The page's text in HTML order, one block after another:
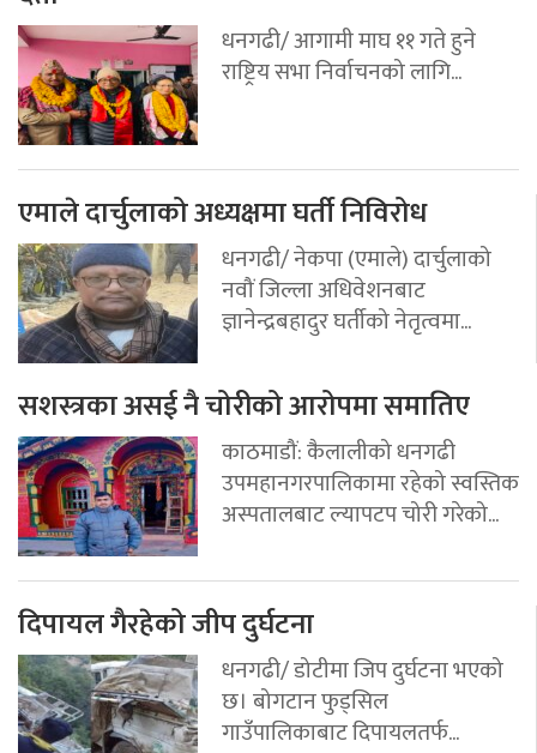
धनगढी/ आगामी माघ ११ गते हुने
राष्ट्रिय सभा निर्वाचनको लागि...
एमाले दार्चुलाको अध्यक्षमा घर्ती निविरोध
धनगढी/ नेकपा (एमाले) दार्चुलाको
नवौं जिल्ला अधिवेशनबाट
ज्ञानेन्द्रबहादुर घर्तीको नेतृत्वमा...
सशस्त्रका असई नै चोरीको आरोपमा समातिए
काठमाडौं: कैलालीको धनगढी
उपमहानगरपालिकामा रहेको स्वस्तिक
अस्पतालबाट ल्यापटप चोरी गरेको...
दिपायल गैरहेको जीप दुर्घटना
धनगढी/ डोटीमा जिप दुर्घटना भएको
छ। बोगटान फुड्सिल
गाउँपालिकाबाट दिपायलतर्फ...